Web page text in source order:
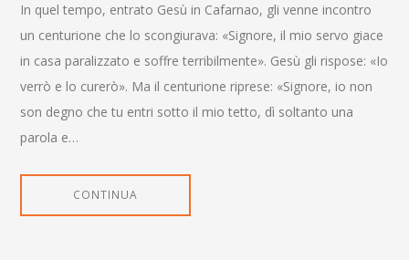
In quel tempo, entrato Gesù in Cafarnao, gli venne incontro
un centurione che lo scongiurava: «Signore, il mio servo giace
in casa paralizzato e soffre terribilmente». Gesù gli rispose: «Io
verrò e lo curerò». Ma il centurione riprese: «Signore, io non
son degno che tu entri sotto il mio tetto, dì soltanto una
parola e…
CONTINUA